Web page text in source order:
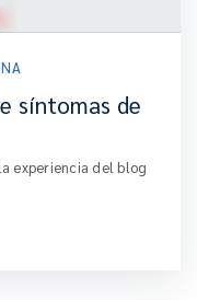
síntomas de
experiencia del blog